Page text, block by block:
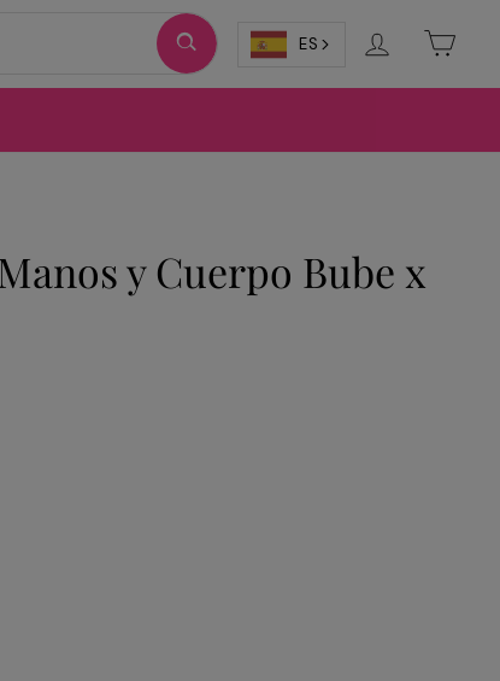
ES Ingresar
y Cuerpo Bube x